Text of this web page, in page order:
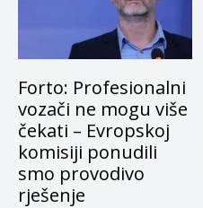
Forto: Profesionalni
vozači ne mogu više
čekati – Evropskoj
komisiji ponudili
smo provodivo
rješenje